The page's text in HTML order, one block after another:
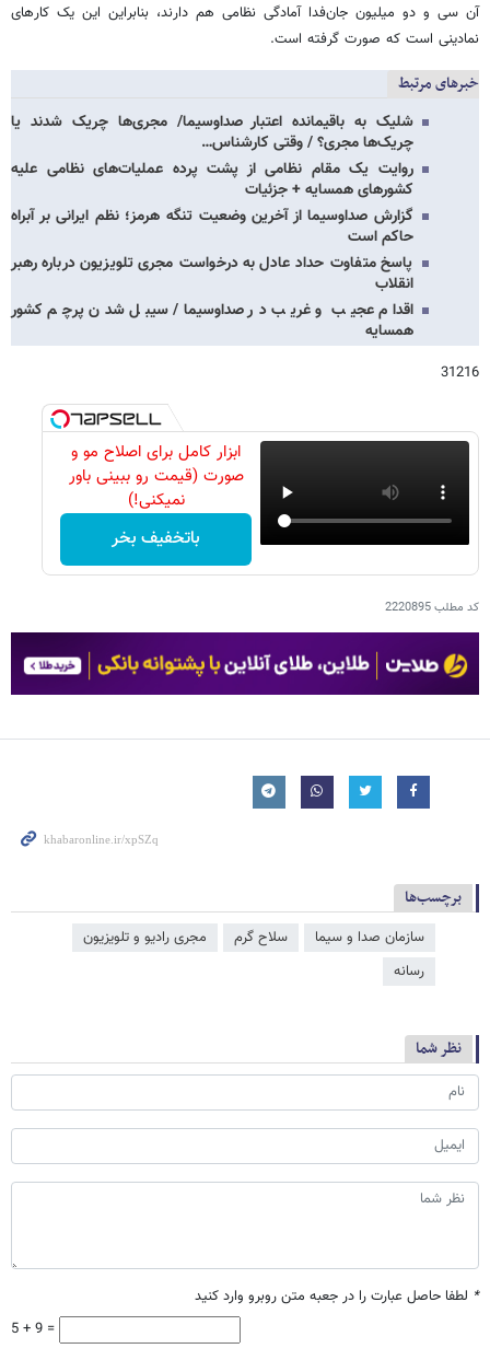
آن سی و دو میلیون جان‌فدا آمادگی نظامی هم دارند، بنابراین این یک کارهای
نمادینی است که صورت گرفته است.
خبرهای مرتبط
شلیک به باقیمانده اعتبار صداوسیما/ مجری‌ها چریک شدند یا
چریک‌ها مجری؟ / وقتی کارشناس…
روایت یک مقام نظامی از پشت پرده عملیات‌های نظامی علیه
کشورهای همسایه + جزئیات
گزارش صداوسیما از آخرین وضعیت تنگه هرمز؛ نظم ایرانی بر آبراه
حاکم است
پاسخ متفاوت حداد عادل به درخواست مجری تلویزیون درباره رهبر
انقلاب
اقدام عجیب و غریب در صداوسیما/ سیبل شدن پرچم کشور
همسایه
31216
ابزار کامل برای اصلاح مو و
صورت (قیمت رو ببینی باور
نمیکنی!)
باتخفیف بخر
کد مطلب2220895
برچسب‌ها
سازمان صدا و سیما سلاح گرم
مجری رادیو و تلویزیون
رسانه
نظر شما
* لطفا حاصل عبارت را در جعبه متن روبرو وارد کنید
5 + 9 =